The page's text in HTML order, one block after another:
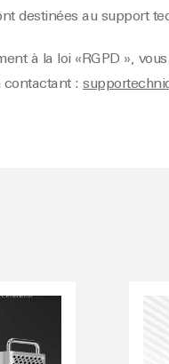
destinées au support
à la loi «RGPD »,
contactant :